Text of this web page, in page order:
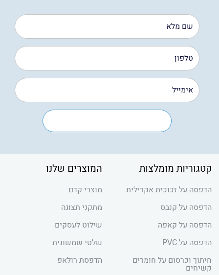
קטגוריות מומלצות
הדפסה על זכוכית אקרילית
הדפסה על קנבס
הדפסה על קאפה
הדפסה על PVC
חיתוך וכרסום על חומרים
קשיחים
המוצרים שלנו
מוצרי קדם
מתקני תצוגה
שילוט לעסקים
שלטי שמשונית
הדפסת רולאפ